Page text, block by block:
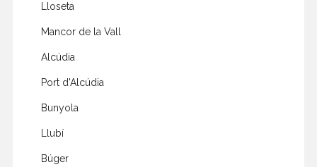
Lloseta
Mancor de la Vall
Alcúdia
Port d'Alcúdia
Bunyola
Llubí
Búger